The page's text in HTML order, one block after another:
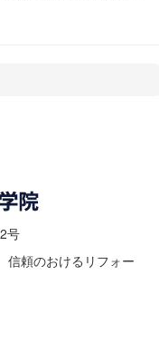
号
信頼のおけるリフォー